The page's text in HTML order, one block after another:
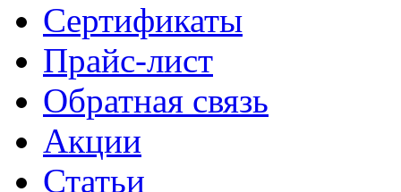
Сертификаты
Прайс-лист
Обратная связь
Акции
Статьи